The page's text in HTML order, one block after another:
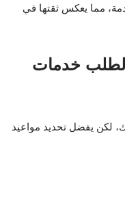
مما يعكس ثقتها في
لطلب خدمات
لكن يفضل تحديد مواعيد